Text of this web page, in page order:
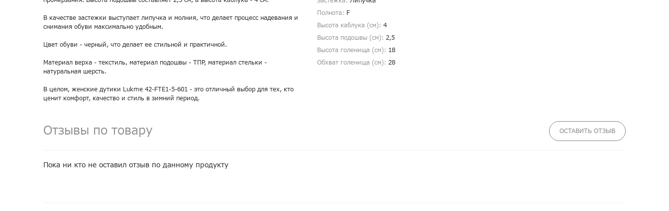
В качестве застежки выступает липучка и молния, что делает процесс надевания и
снимания обуви максимально удобным.
Цвет обуви - черный, что делает ее стильной и практичной.
Материал верха - текстиль, материал подошвы - ТПР, материал стельки -
натуральная шерсть.
В целом, женские дутики Lukme 42-FTE1-5-601 - это отличный выбор для тех, кто
ценит комфорт, качество и стиль в зимний период.
Полнота: F
Высота каблука (см): 4
Высота подошвы (см): 2,5
Высота голенища (cм): 18
Обхват голенища (cм): 28
Отзывы по товару ОСТАВИТЬ ОТЗЫВ
Пока ни кто не оставил отзыв по данному продукту